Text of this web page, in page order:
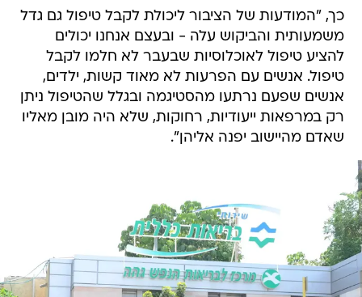
כך, "המודעות של הציבור ליכולת לקבל טיפול גם גדל
משמעותית והביקוש עלה - ובעצם אנחנו יכולים
להציע טיפול לאוכלוסיות שבעבר לא חלמו לקבל
טיפול. אנשים עם הפרעות לא מאוד קשות, ילדים,
אנשים שפעם נרתעו מהסטיגמה ובגלל שהטיפול ניתן
רק במרפאות ייעודיות, רחוקות, שלא היה מובן מאליו
שאדם מהיישוב יפנה אליהן".